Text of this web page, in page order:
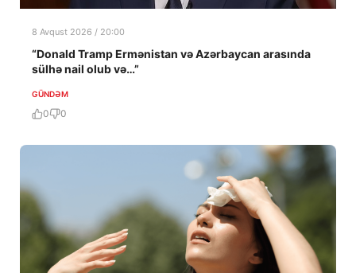
8 Avqust 2026 / 20:00
“Donald Tramp Ermənistan və Azərbaycan arasında
sülhə nail olub və…”
GÜNDƏM
0 0